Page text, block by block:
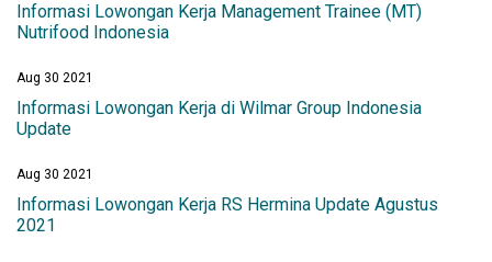
Informasi Lowongan Kerja Management Trainee (MT)
Nutrifood Indonesia
Aug 30 2021
Informasi Lowongan Kerja di Wilmar Group Indonesia
Update
Aug 30 2021
Informasi Lowongan Kerja RS Hermina Update Agustus
2021